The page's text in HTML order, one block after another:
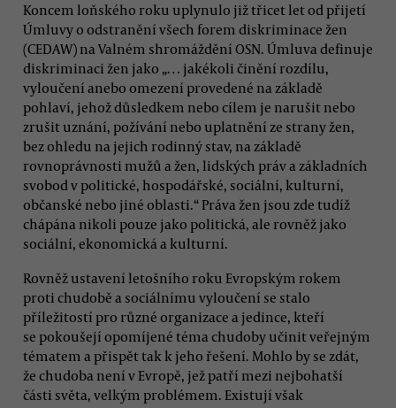
Koncem loňského roku uplynulo již třicet let od přijetí
Úmluvy o odstranění všech forem diskriminace žen
(CEDAW) na Valném shromáždění OSN. Úmluva definuje
diskriminaci žen jako „… jakékoli činění rozdílu,
vyloučení anebo omezení provedené na základě
pohlaví, jehož důsledkem nebo cílem je narušit nebo
zrušit uznání, požívání nebo uplatnění ze strany žen,
bez ohledu na jejich rodinný stav, na základě
rovnoprávnosti mužů a žen, lidských práv a základních
svobod v politické, hospodářské, sociální, kulturní,
občanské nebo jiné oblasti.“ Práva žen jsou zde tudíž
chápána nikoli pouze jako politická, ale rovněž jako
sociální, ekonomická a kulturní.
Rovněž ustavení letošního roku Evropským rokem
proti chudobě a sociálnímu vyloučení se stalo
příležitostí pro různé organizace a jedince, kteří
se pokoušejí opomíjené téma chudoby učinit veřejným
tématem a přispět tak k jeho řešení. Mohlo by se zdát,
že chudoba není v Evropě, jež patří mezi nejbohatší
části světa, velkým problémem. Existují však